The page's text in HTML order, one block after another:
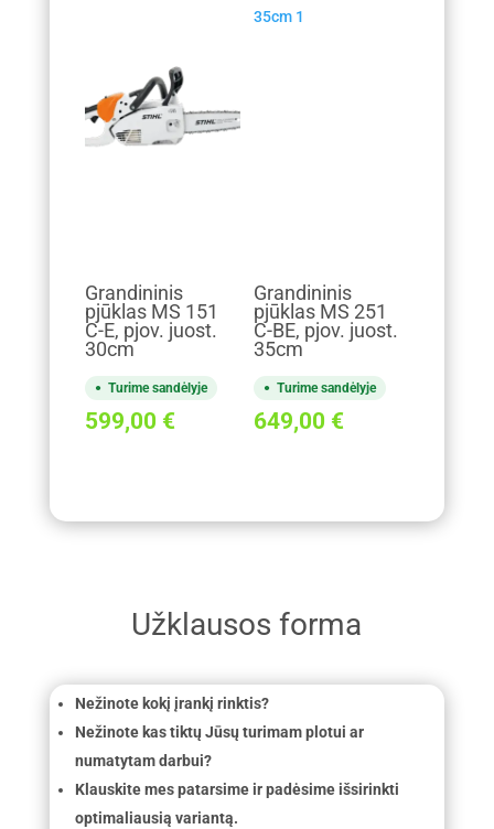
Grandininis
pjūklas MS 151
C-E, pjov. juost.
30cm
Turime sandėlyje
599,00 €
Grandininis
pjūklas MS 251
C-BE, pjov. juost.
35cm
Turime sandėlyje
649,00 €
Užklausos forma
Nežinote kokį įrankį rinktis?
Nežinote kas tiktų Jūsų turimam plotui ar
numatytam darbui?
Klauskite mes patarsime ir padėsime išsirinkti
optimaliausią variantą.